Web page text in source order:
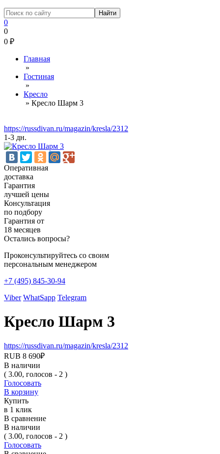
0
0
0 ₽
Главная
»
Гостиная
»
Кресло
» Кресло Шарм 3
https://russdivan.ru/magazin/kresla/2312
1-3 дн.
Оперативная
доставка
Гарантия
лучшей цены
Консультация
по подбору
Гарантия от
18 месяцев
Остались вопросы?
Проконсультируйтесь со своим
персональным менеджером
+7 (495) 845-30-94
Viber WhatSapp Telegram
Кресло Шарм 3
https://russdivan.ru/magazin/kresla/2312
RUB 8 690₽
В наличии
( 3.00, голосов - 2 )
Голосовать
В корзину
Купить
в 1 клик
В сравнение
В наличии
( 3.00, голосов - 2 )
Голосовать